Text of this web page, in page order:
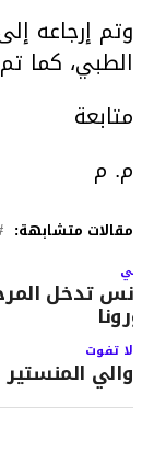
وتم إرجاعه
الطبي، كما
متابعة
م. م
مقالات متشابهة:
تدخل
لا تفوت
والي